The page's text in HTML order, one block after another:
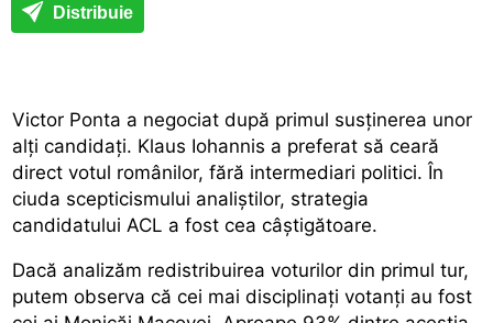
Distribuie
Victor Ponta a negociat după primul susţinerea unor
alţi candidaţi. Klaus Iohannis a preferat să ceară
direct votul românilor, fără intermediari politici. În
ciuda scepticismului analiştilor, strategia
candidatului ACL a fost cea câştigătoare.
Dacă analizăm redistribuirea voturilor din primul tur,
putem observa că cei mai disciplinați votanți au fost